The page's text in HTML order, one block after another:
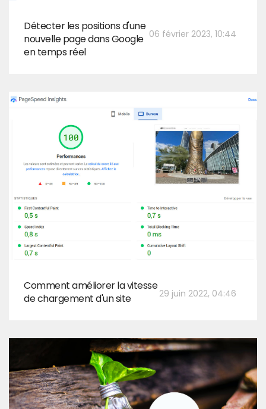
06 février 2023, 10:44
Détecter les positions d'une
nouvelle page dans Google
en temps réel
29 juin 2022, 04:46
Comment améliorer la vitesse
de chargement d'un site